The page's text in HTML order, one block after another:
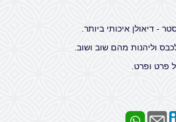
- דיאולן איכותי ביותר.
וליהנות מהם שוב ושוב.
פרט ופרט.